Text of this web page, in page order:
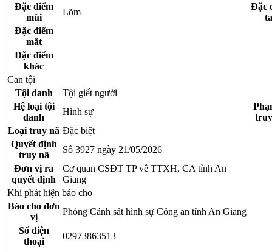
Đặc điểm
mũi
Lõm
Đặc
Đặc điểm
mắt
Đặc điểm
khác
Can tội
Tội danh
Tội giết người
Hệ loại tội
danh
Hình sự
Loại truy nã Đặc biệt
Quyết định
truy nã
Số 3927 ngày 21/05/2026
Đơn vị ra
quyết định
Cơ quan CSĐT TP về TTXH, CA tỉnh An
Giang
Khi phát hiện báo cho
Báo cho đơn
vị
Phòng Cảnh sát hình sự Công an tỉnh An Giang
Số điện
thoại
02973863513